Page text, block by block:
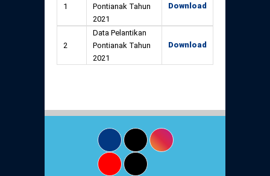
1
Pontianak Tahun
2021
Download
2
Data Pelantikan
Pontianak Tahun
2021
Download